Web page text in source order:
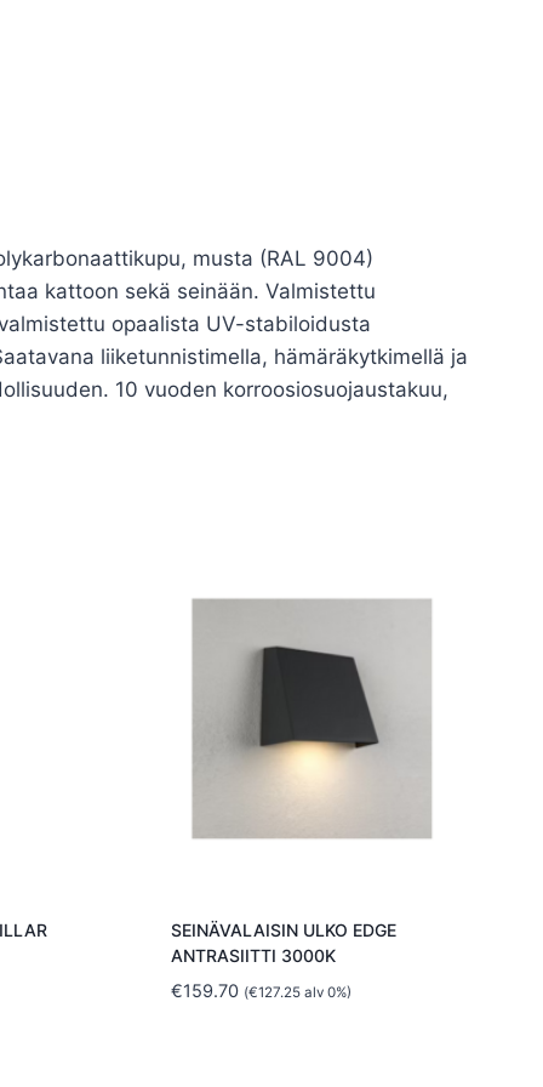
musta (RAL 9004)
kattoon sekä seinään. Valmistettu
opaalista UV-stabiloidusta
liiketunnistimella, hämäräkytkimellä ja
10 vuoden korroosiosuojaustakuu,
SEINÄVALAISIN ULKO EDGE
ANTRASIITTI 3000K
€159.70 (€127.25 alv 0%)